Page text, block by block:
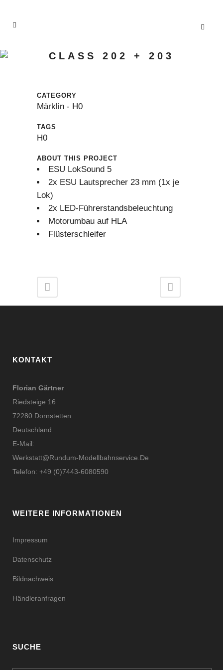
CLASS 202 + 203
CATEGORY
Märklin - H0
TAGS
H0
ABOUT THIS PROJECT
ESU LokSound 5
2x ESU Lautsprecher 23 mm (1x je
Lok)
2x LED-Führerstandsbeleuchtung
Motorumbau auf HLA
Flüsterschleifer
KONTAKT
Florian Gärtner
Riedsteige 16
72280 Dornstetten
Deutschland
E-Mail:
Werkstatt@rundum-Modellbahnservice.de
Telefon: +49 (0)7443-6080590
WEITERE INFORMATIONEN
Impressum
Datenschutz
Bildnachweis
Händleranfragen
SUCHE